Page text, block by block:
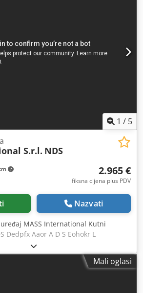
dijelu Opcionalno dostupno i kao
trakom i separatorom (vidi
valjkasti separator s
1 / 5
S.r.l. NDS
2.965 €
fiksna cijena plus PDV
Nazvati
MASS International Kutni
Dedpfx Aaor A D S Eohokr L
traka Brza isporuka moguća
s podesivim kutovima uključuje
i bočne limove u ulaznom dijelu
Mali oglasi